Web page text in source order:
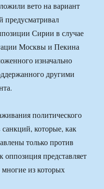
вето на вариант
Сирии в случае
Москвы и Пекина
изначально
другими
политического
которые, как
только против
оппозиция представляет
из которых